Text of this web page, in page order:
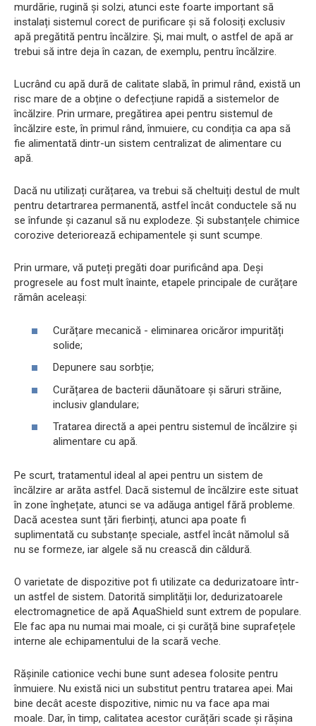
murdărie, rugină și solzi, atunci este foarte important să
instalați sistemul corect de purificare și să folosiți exclusiv
apă pregătită pentru încălzire. Și, mai mult, o astfel de apă ar
trebui să intre deja în cazan, de exemplu, pentru încălzire.
Lucrând cu apă dură de calitate slabă, în primul rând, există un
risc mare de a obține o defecțiune rapidă a sistemelor de
încălzire. Prin urmare, pregătirea apei pentru sistemul de
încălzire este, în primul rând, înmuiere, cu condiția ca apa să
fie alimentată dintr-un sistem centralizat de alimentare cu
apă.
Dacă nu utilizați curățarea, va trebui să cheltuiți destul de mult
pentru detartrarea permanentă, astfel încât conductele să nu
se înfunde și cazanul să nu explodeze. Și substanțele chimice
corozive deteriorează echipamentele și sunt scumpe.
Prin urmare, vă puteți pregăti doar purificând apa. Deși
progresele au fost mult înainte, etapele principale de curățare
rămân aceleași:
Curățare mecanică - eliminarea oricăror impurități
solide;
Depunere sau sorbție;
Curățarea de bacterii dăunătoare și săruri străine,
inclusiv glandulare;
Tratarea directă a apei pentru sistemul de încălzire și
alimentare cu apă.
Pe scurt, tratamentul ideal al apei pentru un sistem de
încălzire ar arăta astfel. Dacă sistemul de încălzire este situat
în zone înghețate, atunci se va adăuga antigel fără probleme.
Dacă acestea sunt țări fierbinți, atunci apa poate fi
suplimentată cu substanțe speciale, astfel încât nămolul să
nu se formeze, iar algele să nu crească din căldură.
O varietate de dispozitive pot fi utilizate ca dedurizatoare într-
un astfel de sistem. Datorită simplității lor, dedurizatoarele
electromagnetice de apă AquaShield sunt extrem de populare.
Ele fac apa nu numai mai moale, ci și curăță bine suprafețele
interne ale echipamentului de la scară veche.
Rășinile cationice vechi bune sunt adesea folosite pentru
înmuiere. Nu există nici un substitut pentru tratarea apei. Mai
bine decât aceste dispozitive, nimic nu va face apa mai
moale. Dar, în timp, calitatea acestor curățări scade și rășina